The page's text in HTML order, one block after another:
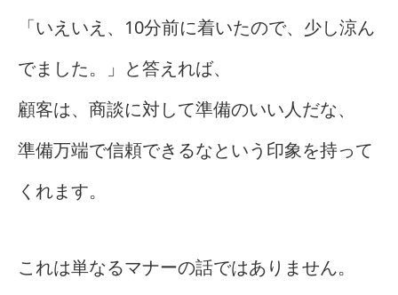
「いえいえ、10分前に着いたので、少し涼ん
でました。」と答えれば、
顧客は、商談に対して準備のいい人だな、
準備万端で信頼できるなという印象を持って
くれます。
これは単なるマナーの話ではありません。